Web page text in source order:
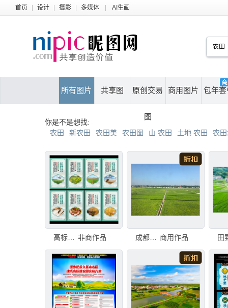
首页 设计 摄影 多媒体 AI生画
所有图片 共享图 原创交易
图
商用图片 包年套
你是不是想找:
农田 新农田 农田美 农田图 山 农田 土地 农田 农
非商作品 成都平原高标准农业示范田园风光 商用作品 田